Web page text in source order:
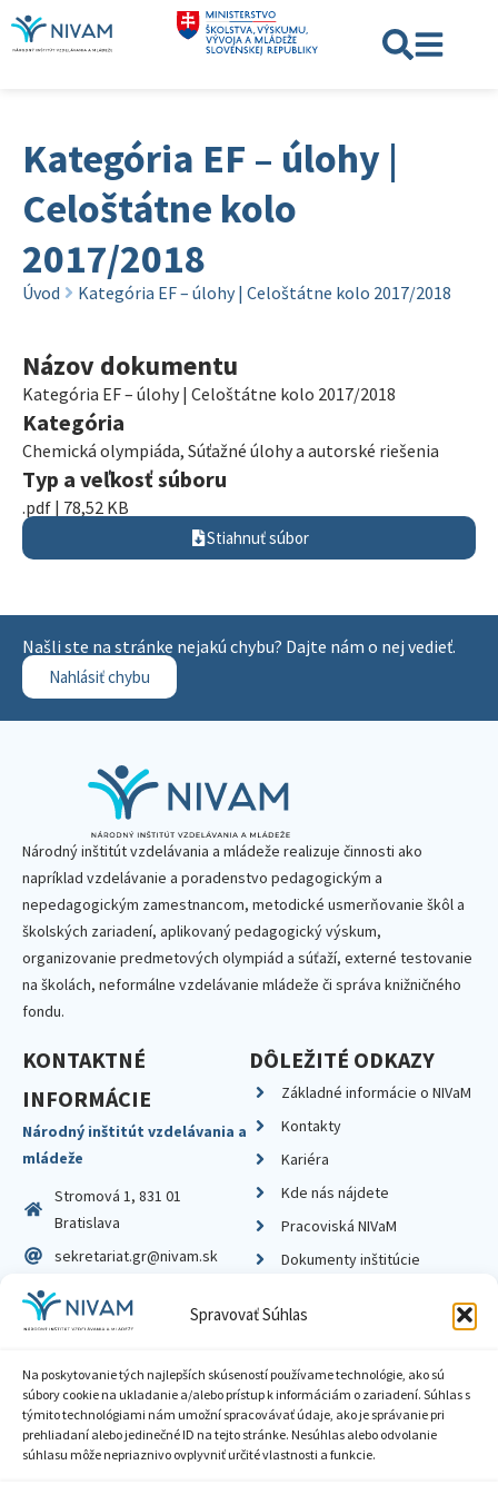
Spravovať Súhlas
Na poskytovanie tých najlepších skúseností používame technológie, ako sú
súbory cookie na ukladanie a/alebo prístup k informáciám o zariadení. Súhlas s
týmito technológiami nám umožní spracovávať údaje, ako je správanie pri
prehliadaní alebo jedinečné ID na tejto stránke. Nesúhlas alebo odvolanie
súhlasu môže nepriaznivo ovplyvniť určité vlastnosti a funkcie.
Kategória EF – úlohy |
Celoštátne kolo
2017/2018
Úvod Kategória EF – úlohy | Celoštátne kolo 2017/2018
Názov dokumentu
Kategória EF – úlohy | Celoštátne kolo 2017/2018
Kategória
Chemická olympiáda, Súťažné úlohy a autorské riešenia
Typ a veľkosť súboru
.pdf | 78,52 KB
Stiahnuť súbor
Našli ste na stránke nejakú chybu? Dajte nám o nej vedieť.
Nahlásiť chybu
Národný inštitút vzdelávania a mládeže realizuje činnosti ako
napríklad vzdelávanie a poradenstvo pedagogickým a
nepedagogickým zamestnancom, metodické usmerňovanie škôl a
školských zariadení, aplikovaný pedagogický výskum,
organizovanie predmetových olympiád a súťaží, externé testovanie
na školách, neformálne vzdelávanie mládeže či správa knižničného
fondu.
KONTAKTNÉ
INFORMÁCIE
Národný inštitút vzdelávania a
mládeže
Stromová 1, 831 01
Bratislava
sekretariat.gr@nivam.sk
IČO: 00164348
DIČ: 2020798714
DÔLEŽITÉ ODKAZY
Základné informácie o NIVaM
Kontakty
Kariéra
Kde nás nájdete
Pracoviská NIVaM
Dokumenty inštitúcie
Zásady ochrany súkromia